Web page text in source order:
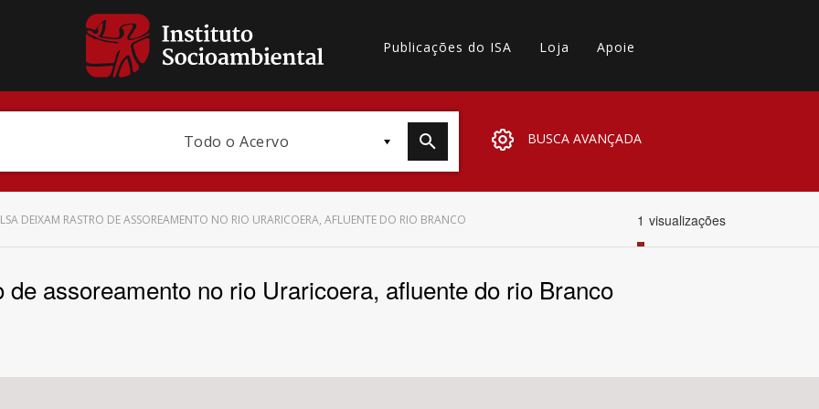
Publicações do ISA Loja Apoie
Todo o Acervo BUSCA AVANÇADA
DEIXAM RASTRO DE ASSOREAMENTO NO RIO URARICOERA, AFLUENTE DO RIO BRANCO 1 visualizações
de assoreamento no rio Uraricoera, afluente do rio Branco